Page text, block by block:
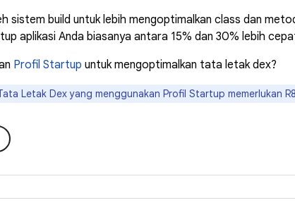
sistem build untuk lebih mengoptimalkan class dan
aplikasi Anda biasanya antara 15% dan 30% lebih
Profil Startup untuk mengoptimalkan tata letak dex?
Letak Dex yang menggunakan Profil Startup memerlukan